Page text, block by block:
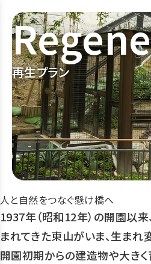
再生プラン
人と自然をつなぐ懸け橋へ
1937年（昭和12年）の開園以
まれてきた東山がいま、生まれ
開園初期からの建造物や大き